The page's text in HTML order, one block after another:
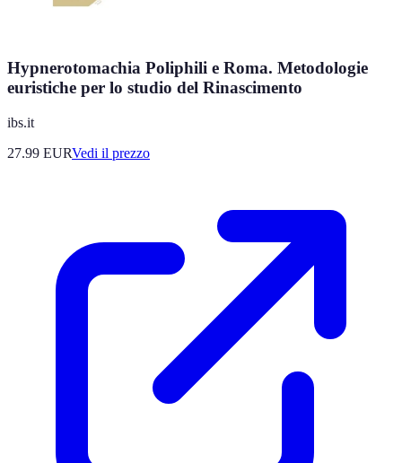
Hypnerotomachia Poliphili e Roma. Metodologie
euristiche per lo studio del Rinascimento
ibs.it
27.99 EURVedi il prezzo